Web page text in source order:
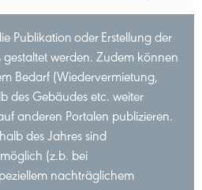
Publikation oder Erstellung der
werden. Zudem können
Bedarf (Wiedervermietung,
des Gebäudes etc. weiter
anderen Portalen publizieren.
des Jahres sind
(z.b. bei
nachträglichem